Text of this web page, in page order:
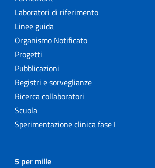
Laboratori di riferimento
Linee guida
Organismo Notificato
Progetti
Pubblicazioni
Registri e sorveglianze
Ricerca collaboratori
Scuola
Sperimentazione clinica fase I
5 per mille